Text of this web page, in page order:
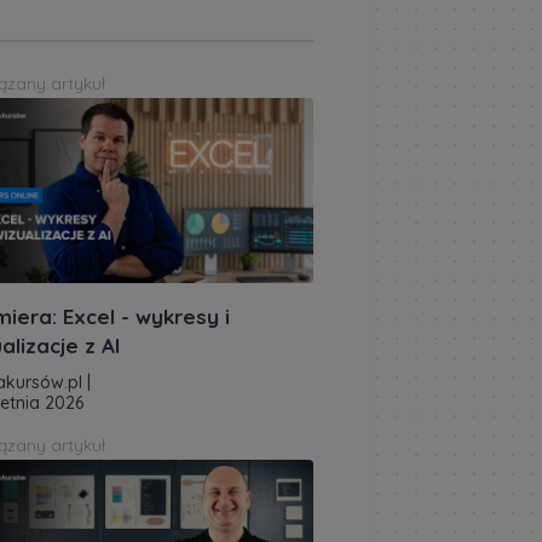
artykuł
Excel - wykresy i
z AI
2026
artykuł